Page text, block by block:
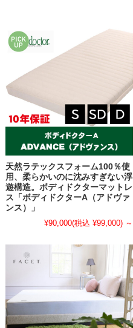
天然ラテックスフォーム100％使
用、柔らかいのに沈みすぎない浮
遊構造。ボディドクターマットレ
ス「ボディドクターA（アドヴァ
ンス）」
¥90,000(税込 ¥99,000) ～